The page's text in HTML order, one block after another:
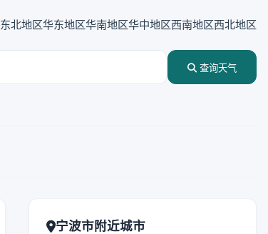
东北地区华东地区华南地区华中地区西南地区西北地区
查询天气
宁波市附近城市